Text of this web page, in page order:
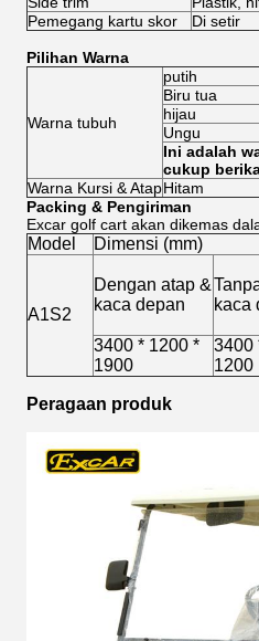
Pemegang kartu skor
Di setir
Pilihan Warna
Warna tubuh
putih
Biru tua
hijau
Ungu
Ini adalah
cukup
Warna Kursi & AtapHitam
Packing & Pengiriman
Excar golf cart akan dikemas
Model Dimensi (mm)
A1S2
Dengan atap &
kaca depan
kaca
3400 * 1200 *
1900
3400
1200
Peragaan produk